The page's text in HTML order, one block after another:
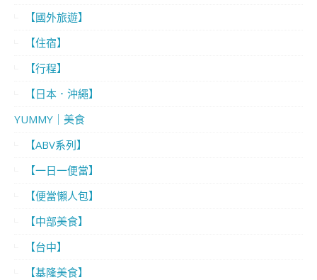
【國外旅遊】
【住宿】
【行程】
【日本．沖繩】
YUMMY｜美食
【ABV系列】
【一日一便當】
【便當懶人包】
【中部美食】
【台中】
【基隆美食】